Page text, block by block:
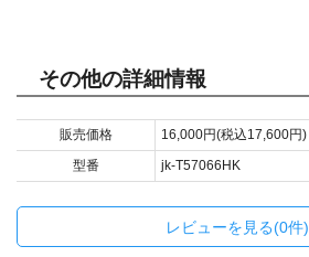
その他の詳細情報
販売価格
16,000円(税込17,600円)
型番
jk-T57066HK
レビューを見る(0件)